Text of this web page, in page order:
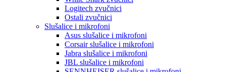
Logitech zvučnici
Ostali zvučnici
Slušalice i mikrofoni
Asus slušalice i mikrofoni
Corsair slušalice i mikrofoni
Jabra slušalice i mikrofoni
JBL slušalice i mikrofoni